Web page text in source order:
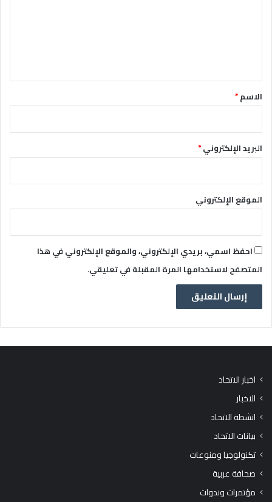
*الاسم*
البريد الإلكتروني*
الموقع الإلكتروني
احفظ اسمي، بريدي الإلكتروني، والموقع الإلكتروني في هذا
المتصفح لاستخدامها المرة المقبلة في تعليقي.
اخبار الاتحاد
الاخبار
انشطة الاتحاد
بيانات الاتحاد
تكنولوجيا ومنوعات
صحافة عربية
مؤتمرات وندوات